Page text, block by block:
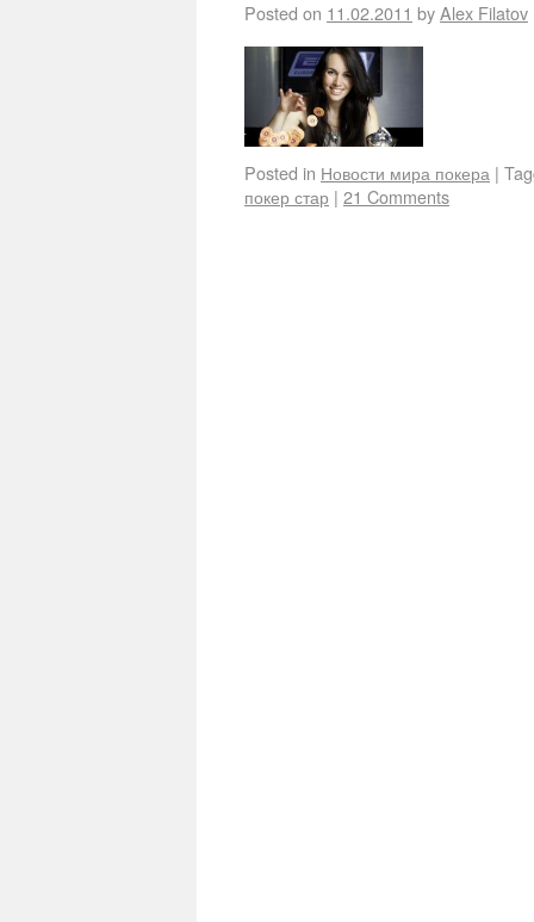
Posted on 11.02.2011 byAlex Filatov
Posted in Новости мира покера |
покер стар | 21 Comments